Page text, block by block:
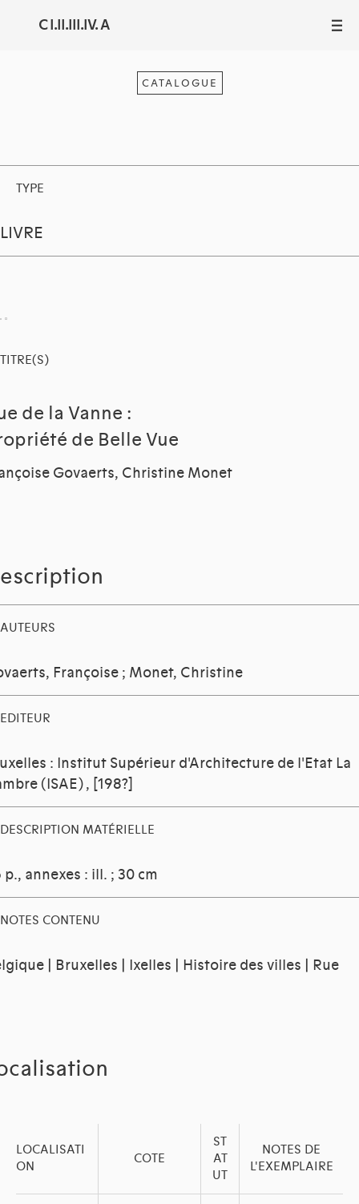
C I.II.III.IV. A III
CATALOGUE
TYPE
LIVRE
TITRE(S)
de la Vanne :
de Belle Vue
Govaerts, Christine Monet
AUTEURS
Françoise ; Monet, Christine
EDITEUR
: Institut Supérieur d'Architecture de l'Etat La
(ISAE), [198?]
DESCRIPTION MATÉRIELLE
p., annexes : ill. ; 30 cm
NOTES CONTENU
| Bruxelles | Ixelles | Histoire des villes | Rue
LOCALISATI
ON
COTE
ST
AT
UT
NOTES DE
L'EXEMPLAIRE